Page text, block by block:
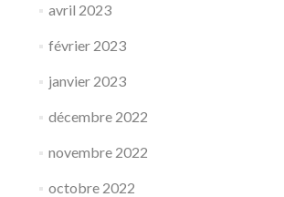
avril 2023
février 2023
janvier 2023
décembre 2022
novembre 2022
octobre 2022